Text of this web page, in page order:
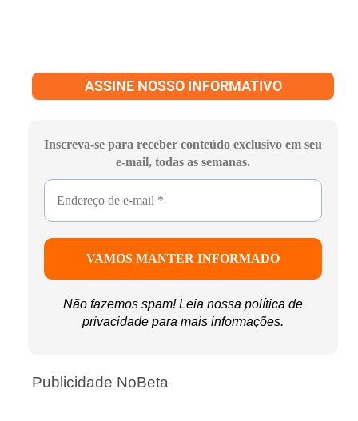
ASSINE NOSSO INFORMATIVO
Inscreva-se para receber conteúdo exclusivo em seu
e-mail, todas as semanas.
Não fazemos spam! Leia nossa política de
privacidade para mais informações.
Publicidade NoBeta